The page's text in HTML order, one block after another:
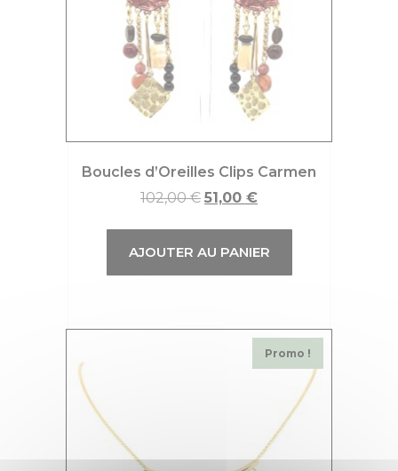
Boucles d’Oreilles Clips Carmen
102,00€ 51,00 €
AJOUTER AU PANIER
Promo !